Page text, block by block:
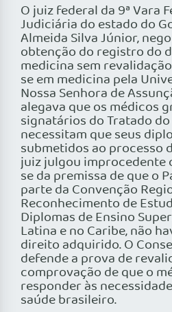
O juiz federal da 9ª Vara
Judiciária do estado do
Almeida Silva Júnior,
obtenção do registro do
medicina sem
se em medicina pela
Nossa Senhora de
alegava que os médicos
signatários do Tratado
necessitam que seus
submetidos ao processo
juiz julgou improcedente
se da premissa de que o
parte da Convenção
Reconhecimento de
Diplomas de Ensino
Latina e no Caribe, não
direito adquirido. O
defende a prova de
comprovação de que o
responder às
saúde brasileiro.